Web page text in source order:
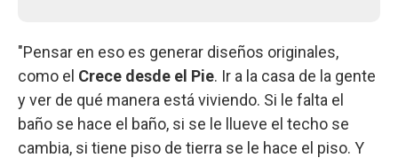
"Pensar en eso es generar diseños originales,
como el Crece desde el Pie. Ir a la casa de la gente
y ver de qué manera está viviendo. Si le falta el
baño se hace el baño, si se le llueve el techo se
cambia, si tiene piso de tierra se le hace el piso. Y